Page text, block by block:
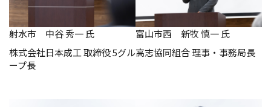
射水市 中谷 秀一 氏
株式会社日本成工 取締役 5グル
ープ長
富山市西 新牧 慎一 氏
高志協同組合 理事・事務局長